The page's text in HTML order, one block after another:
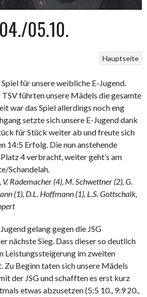
05.10.
Hauptseite
für unsere weibliche E-Jugend.
führten unsere Mädels die gesamte
war das Spiel allerdings noch eng
setzte sich unsere E-Jugend dank
für Stück weiter ab und freute sich
14:5 Erfolg. Die nun anstehende
4 verbracht, weiter geht’s am
Schandelah.
Rademacher (4), M. Schwettner (2), G.
(1), D.L. Hoffmann (1), L.S. Gottschalk,
gelang gegen die JSG
nächste Sieg. Dass dieser so deutlich
Leistungssteigerung im zweiten
Zu Beginn taten sich unsere Mädels
der JSG und schafften es erst kurz
etwas abzusetzen (5:5 10., 9:9 20.,